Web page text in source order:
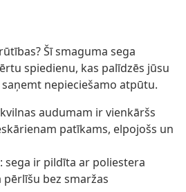
Šī smaguma sega
spiedienu, kas palīdzēs jūsu
nepieciešamo atpūtu.
audumam ir vienkāršs
patīkams, elpojošs un
sega ir pildīta ar poliestera
bez smaržas